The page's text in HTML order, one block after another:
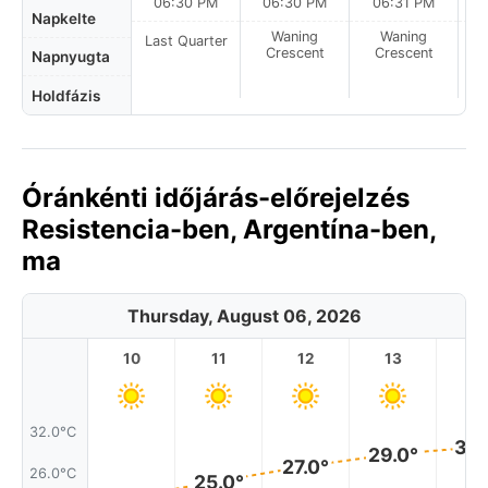
Napkelte
Napnyugta
Holdfázis
Last Quarter
Waning
Crescent
Waning
Crescent
Óránkénti időjárás-előrejelzés
Resistencia-ben, Argentína-ben,
ma
Thursday, August 06, 2026
32.0°C
26.0°C
10 11
25.0°
12
27.0°
13
29.0°